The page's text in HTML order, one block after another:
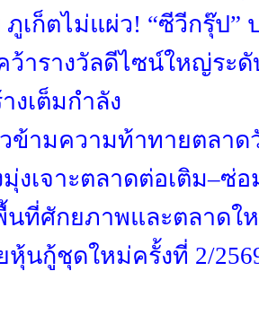
ภูเก็ตไม่แผ่ว! “ซีวีกรุ๊ป”
ว้ารางวัลดีไซน์ใหญ่ระ
งเต็มกำลัง
ข้ามความท้าทายตลาด
งเจาะตลาดต่อเติม–ซ่
นที่ศักยภาพและตลาดใ
หุ้นกู้ชุดใหม่ครั้งที่ 2/